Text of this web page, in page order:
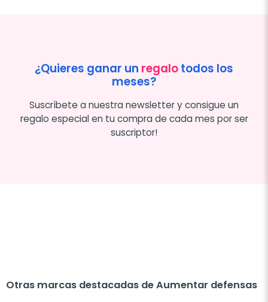
¿Quieres ganar un regalotodos los
meses?
Suscríbete a nuestra newsletter y consigue un
regalo especial en tu compra de cada mes por ser
suscriptor!
Otras marcas destacadas de Aumentar defensas